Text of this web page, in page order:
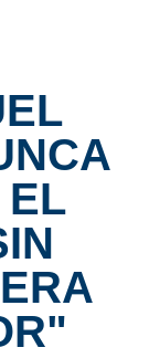
EL